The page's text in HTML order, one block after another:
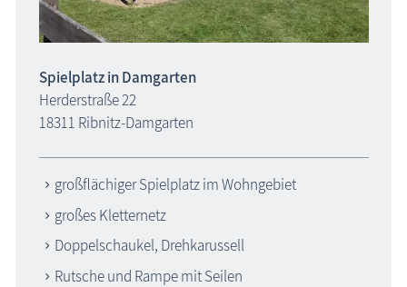
Spielplatz in Damgarten
Herderstraße 22
18311 Ribnitz-Damgarten
großflächiger Spielplatz im Wohngebiet
großes Kletternetz
Doppelschaukel, Drehkarussell
Rutsche und Rampe mit Seilen